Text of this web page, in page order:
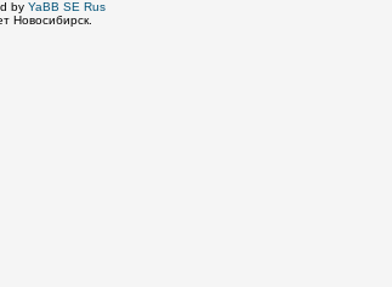
by YaBB SE Rus
Новосибирск.